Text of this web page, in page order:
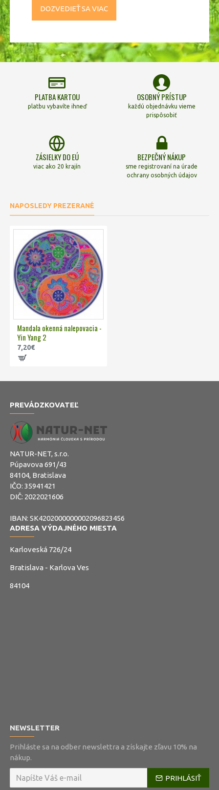
DOZVEDIEŤ SA VIAC
PLATBA KARTOU
platbu vybavíte ihneď
OSOBNÝ PRÍSTUP
každú objednávku vieme
prispôsobiť
ZÁSIELKY DO EÚ
viac ako 20 krajín
BEZPEČNÝ NÁKUP
sme registrovaní na úrade
ochrany osobných údajov
NAPOSLEDY PREZERANÉ
Mandala okenná nalepovacia -
Yin Yang 2
7,20€
PREVÁDZKOVATEĽ
NATUR-NET, s.r.o.
Púpavova 691/43
84104, Bratislava
IČO: 35941421
DIČ: 2022021606
IBAN: SK4202000000002096823456
ADRESA VÝDAJNÉHO MIESTA
Karloveská 726/24
Bratislava - Karlova Ves
84104
NEWSLETTER
Prihláste sa na odber newslettra a získajte zľavu 10% na
nákup.
PRIHLÁSIŤ